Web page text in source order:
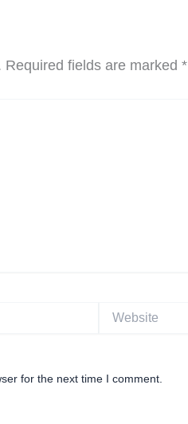
Required fields are marked *
for the next time I comment.